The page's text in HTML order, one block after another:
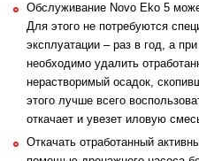
Обслуживание Novo Eko 5
Для этого не потребуются
эксплуатации – раз в год, а
необходимо удалить
нерастворимый осадок,
этого лучше всего
откачает и увезет иловую
Откачать отработанный